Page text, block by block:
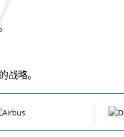
战略。